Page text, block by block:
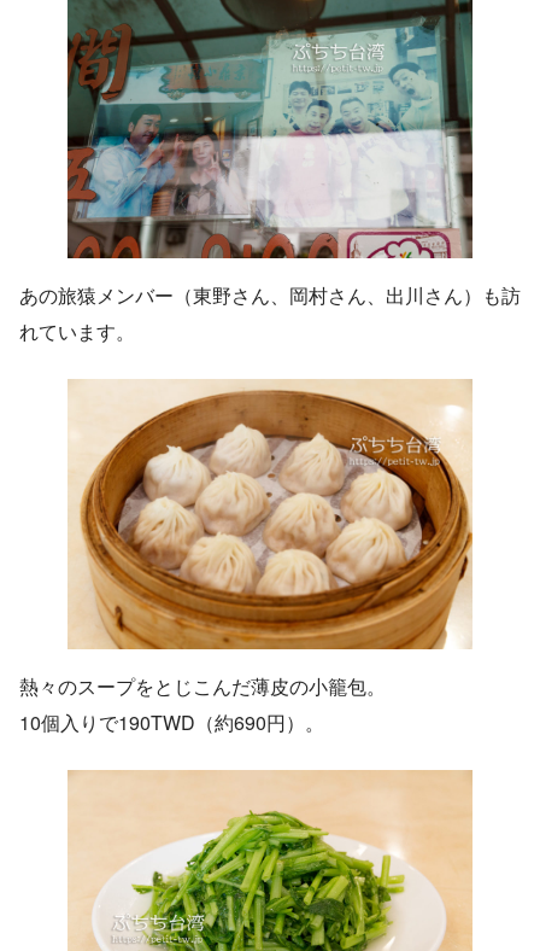
あの旅猿メンバー（東野さん、岡村さん、出川さん）も訪
れています。
熱々のスープをとじこんだ薄皮の小籠包。
10個入りで190TWD（約690円）。